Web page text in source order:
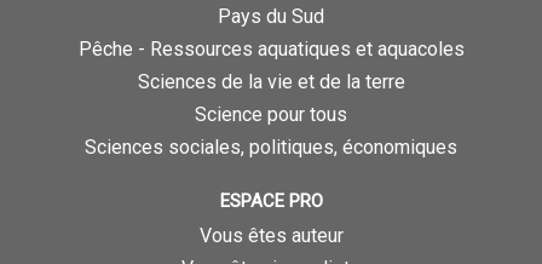
Pays du Sud
Pêche - Ressources aquatiques et aquacoles
Sciences de la vie et de la terre
Science pour tous
Sciences sociales, politiques, économiques
ESPACE PRO
Vous êtes auteur